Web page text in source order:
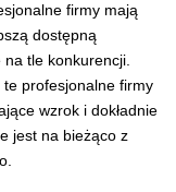
firmy mają
dostępną
na tle konkurencji.
profesjonalne firmy
wzrok i dokładnie
jest na bieżąco z